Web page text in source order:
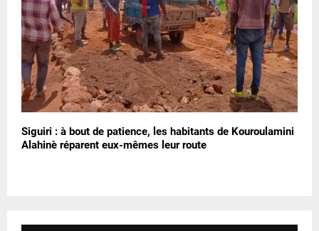
Siguiri : à bout de patience, les habitants de Kouroulamini
Alahinè réparent eux-mêmes leur route